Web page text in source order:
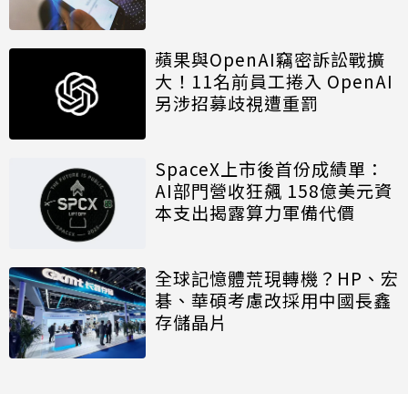
蘋果與OpenAI竊密訴訟戰擴
大！11名前員工捲入 OpenAI
另涉招募歧視遭重罰
SpaceX上市後首份成績單：
AI部門營收狂飆 158億美元資
本支出揭露算力軍備代價
全球記憶體荒現轉機？HP、宏
碁、華碩考慮改採用中國長鑫
存儲晶片